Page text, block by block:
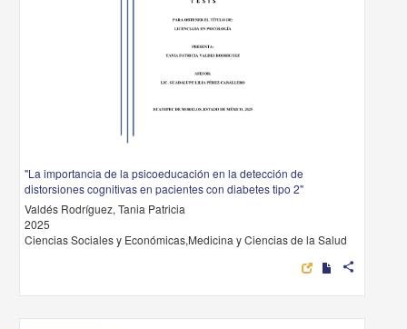
"La importancia de la psicoeducación en la detección de
distorsiones cognitivas en pacientes con diabetes tipo 2"
Valdés Rodríguez, Tania Patricia
2025
Ciencias Sociales y Económicas,Medicina y Ciencias de la Salud
share